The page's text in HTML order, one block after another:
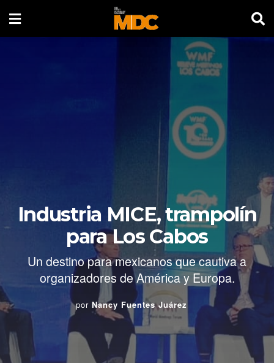
Industria MICE, trampolín
para Los Cabos
Un destino para mexicanos que cautiva a
organizadores de América y Europa.
por Nancy Fuentes Juárez